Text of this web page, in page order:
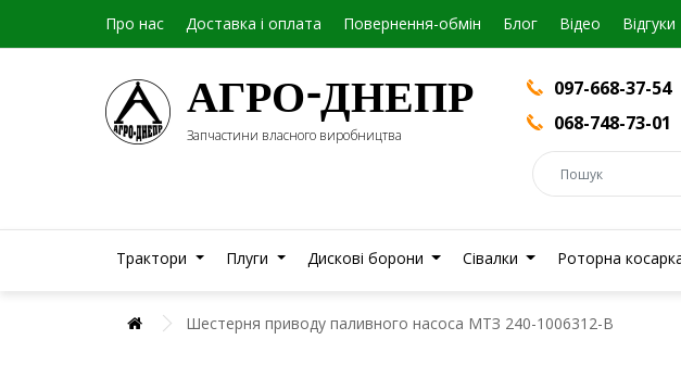
Про нас Доставка і оплата Повернення-обмін Блог Вiдео Відгуки
АГРО-ДНЕПР
Запчастини власного виробництва
097-668-37-54
068-748-73-01
Трактори Плуги Дискові борони Сівалки Роторна
Шестерня приводу паливного насоса МТЗ 240-1006312-В